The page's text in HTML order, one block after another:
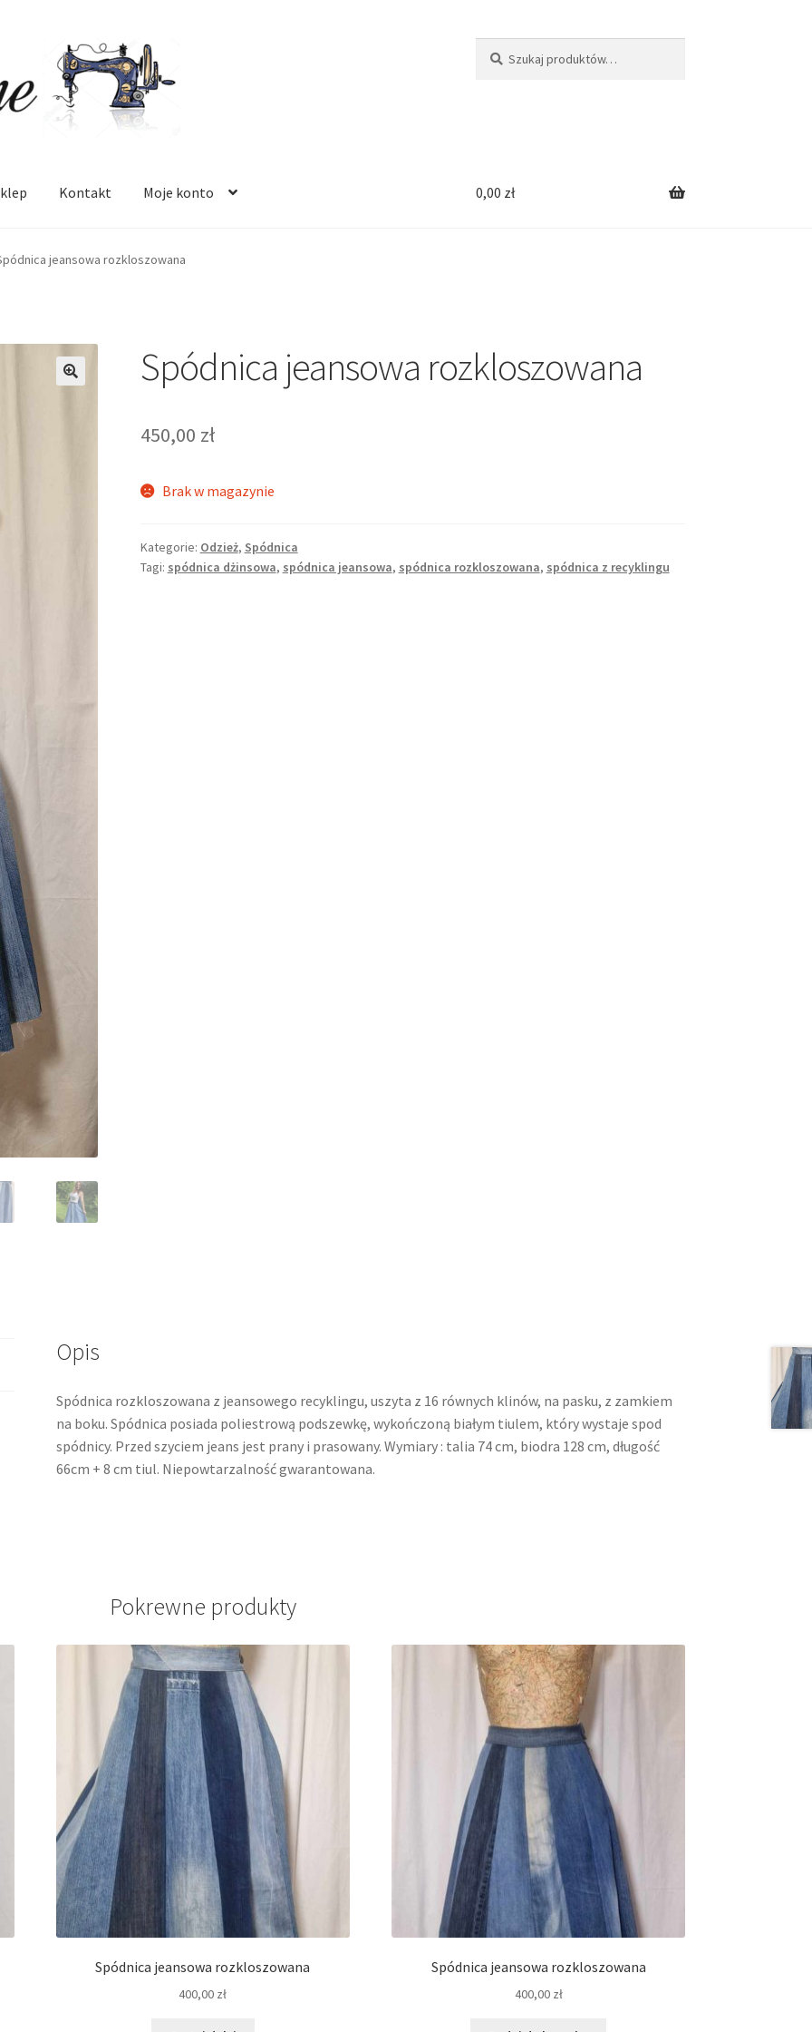
Kontakt Moje konto
Oferta Polityka prywatności
0,00 zł
jeansowa rozkloszowana
Spódnica jeansowa rozkloszowana
450,00 zł
Brak w magazynie
Kategorie: Odzież, Spódnica
Tagi: spódnica dżinsowa, spódnica jeansowa, spódnica rozkloszowana, spódnica z recyklingu
Opis
Spódnica rozkloszowana z jeansowego recyklingu, uszyta z 16 równych klinów, na pasku, z zamkiem
na boku. Spódnica posiada poliestrową podszewkę, wykończoną białym tiulem, który wystaje spod
spódnicy. Przed szyciem jeans jest prany i prasowany. Wymiary : talia 74 cm, biodra 128 cm, długość
66cm + 8 cm tiul. Niepowtarzalność gwarantowana.
Pokrewne produkty
Spódnica jeansowa rozkloszowana
400,00 zł
Spódnica jeansowa rozkloszowana
400,00 zł